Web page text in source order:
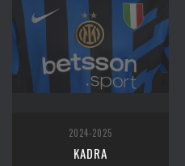
2024-2025
KADRA